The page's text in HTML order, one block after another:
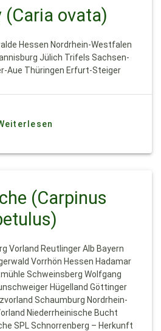
(Caria ovata)
Hessen Nordrhein-Westfalen
Jülich Trifels Sachsen-
Aue Thüringen Erfurt-Steiger
(Carpinus
Vorland Reutlinger Alb Bayern
Vorrhön Hessen Hadamar
Schweinsberg Wolfgang
Hügelland Göttinger
Schaumburg Nordrhein-
Niederrheinische Bucht
SPL Schnorrenberg – Herkunft